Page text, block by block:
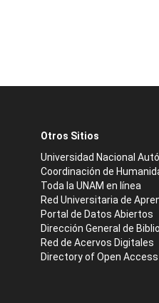
Otros Sitios
Universidad Nacional
Coordinación de
Toda la UNAM en línea
Red Universitaria de
Portal de Datos Abiertos
Dirección General de
Red de Acervos Digitales
Directory of Open